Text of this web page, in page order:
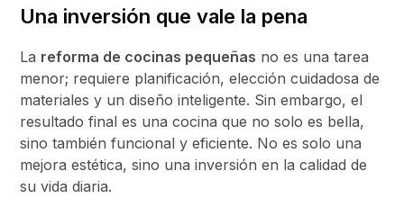
Una inversión que vale la pena
La reforma de cocinas pequeñas no es una tarea
menor; requiere planificación, elección cuidadosa de
materiales y un diseño inteligente. Sin embargo, el
resultado final es una cocina que no solo es bella,
sino también funcional y eficiente. No es solo una
mejora estética, sino una inversión en la calidad de
su vida diaria.